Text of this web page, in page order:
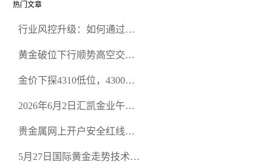
热门文章
行业风控升级：如何通过正
规黄金开户交易平台？
黄金破位下行顺势高空交易
金价下探4310低位，4300关
2026年6月2日汇凯金业午盘
空头清算算法如何布防？
贵金属网上开户安全红线：
恶意洗盘陷阱
5月27日国际黄金走势技术盘